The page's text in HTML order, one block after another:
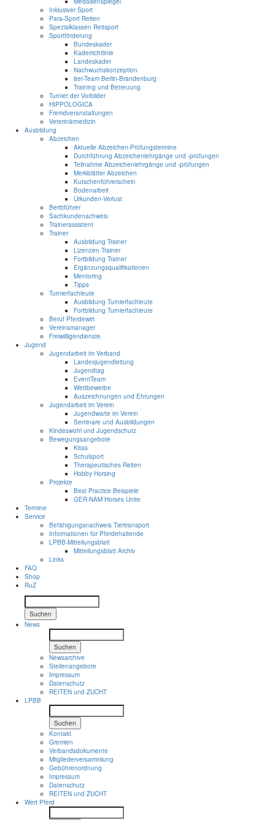
Inklusiver Sport
Para-Sport Reiten
Spezialklassen Reitsport
Sportförderung
Bundeskader
Kaderrichtlinie
Landeskader
Nachwuchskonzeption
8er-Team Berlin-Brandenburg
Training und Betreuung
Turnier der Vorbilder
HIPPOLOGICA
Fremdveranstaltungen
Veterinärmedizin
Ausbildung
Abzeichen
Aktuelle Abzeichen-Prüfungstermine
Durchführung Abzeichenlehrgänge und -prüfungen
Teilnahme Abzeichenlehrgänge und -prüfungen
Merkblätter Abzeichen
Kutschenführerschein
Bodenarbeit
Urkunden-Verlust
Berittführer
Sachkundenachweis
Trainerassistent
Trainer
Ausbildung Trainer
Lizenzen Trainer
Fortbildung Trainer
Ergänzungsqualifikationen
Mentoring
Tipps
Turnierfachleute
Ausbildung Turnierfachleute
Fortbildung Turnierfachleute
Beruf Pferdewirt
Vereinsmanager
Freiwilligendienste
Jugend
Jugendarbeit im Verband
Landesjugendleitung
Jugendtag
EventTeam
Wettbewerbe
Auszeichnungen und Ehrungen
Jugendarbeit im Verein
Jugendwarte im Verein
Seminare und Ausbildungen
Kindeswohl und Jugendschutz
Bewegungsangebote
Kitas
Schulsport
Therapeutisches Reiten
Hobby Horsing
Projekte
Best Practice Beispiele
GER-NAM Horses Unite
Termine
Service
Befähigungsnachweis Tiertransport
Informationen für Pferdehaltende
LPBB-Mitteilungsblatt
Mitteilungsblatt Archiv
Links
FAQ
Shop
RuZ
Suchen
News
Suchen
Newsarchive
Stellenangebote
Impressum
Datenschutz
REITEN und ZUCHT
LPBB
Suchen
Kontakt
Gremien
Verbandsdokumente
Mitgliederversammlung
Gebührenordnung
Impressum
Datenschutz
REITEN und ZUCHT
Wert Pferd